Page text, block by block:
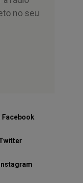
no seu
Facebook